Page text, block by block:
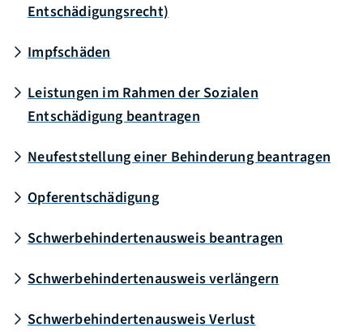
Entschädigungsrecht)
Impfschäden
Leistungen im Rahmen der Sozialen
Entschädigung beantragen
Neufeststellung einer Behinderung beantragen
Opferentschädigung
Schwerbehindertenausweis beantragen
Schwerbehindertenausweis verlängern
Schwerbehindertenausweis Verlust